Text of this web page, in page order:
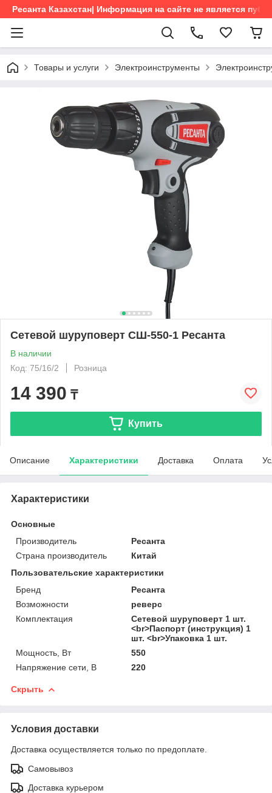
Ресанта Казахстан| Информация на сайте не является
Товары и услуги Электроинструменты
Сетевой шуруповерт СШ-550-1 Ресанта
В наличии
Код: 75/16/2
Розница
14 390 ₸
Купить
Описание Характеристики Доставка Оплата
Характеристики
Основные
Производитель
Ресанта
Страна производитель
Китай
Пользовательские характеристики
Бренд
Ресанта
Возможности
реверс
Комплектация
Сетевой шуруповерт 1 шт.
<br>Паспорт (инструкция) 1
шт. <br>Упаковка 1 шт.
Мощность, Вт
550
Напряжение сети, В
220
Скрыть
Условия доставки
Доставка осуществляется только по предоплате.
Самовывоз
Доставка курьером